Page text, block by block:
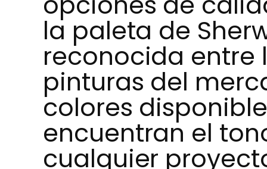
la paleta de
reconocida entre
pinturas del
colores
encuentran el
cualquier